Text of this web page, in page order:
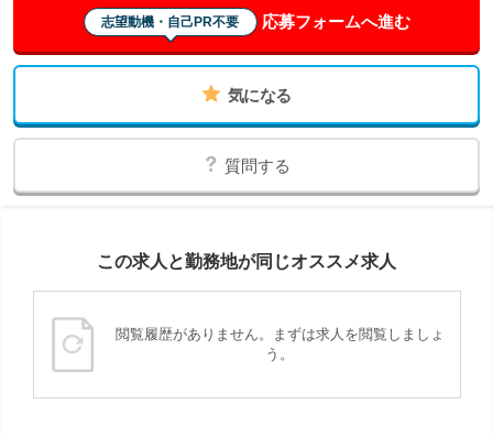
志望動機・自己PR不要 応募フォームへ進む
気になる
質問する
この求人と勤務地が同じオススメ求人
閲覧履歴がありません。まずは求人を閲覧しましょ
う。